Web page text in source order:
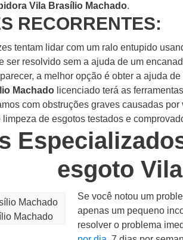
Vila Brasílio Machado.
RECORRENTES:
tentam lidar com um ralo entupido
ser resolvido sem a ajuda de um
a melhor opção é obter a ajuda
Machado licenciado terá as
com obstruções graves causadas
de esgotos testados e
esgoto
Machado
Se você notou um
apenas um pequeno
resolver o problema